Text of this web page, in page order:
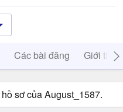
Các bài đăng Giới thiệu
sơ của August_1587.